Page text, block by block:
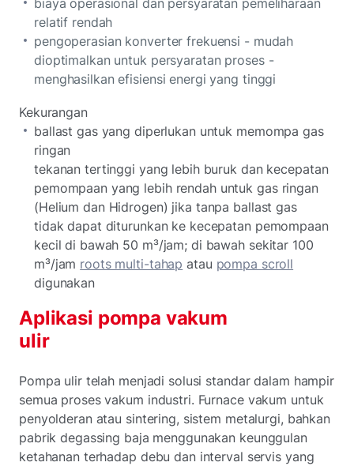
biaya operasional dan persyaratan pemeliharaan
relatif rendah
pengoperasian konverter frekuensi - mudah
dioptimalkan untuk persyaratan proses -
menghasilkan efisiensi energi yang tinggi
Kekurangan
ballast gas yang diperlukan untuk memompa gas
ringan
tekanan tertinggi yang lebih buruk dan kecepatan
pemompaan yang lebih rendah untuk gas ringan
(Helium dan Hidrogen) jika tanpa ballast gas
tidak dapat diturunkan ke kecepatan pemompaan
kecil di bawah 50 m³/jam; di bawah sekitar 100
m³/jam roots multi-tahap atau pompa scroll
digunakan
Aplikasi pompa vakum
ulir
Pompa ulir telah menjadi solusi standar dalam hampir
semua proses vakum industri. Furnace vakum untuk
penyolderan atau sintering, sistem metalurgi, bahkan
pabrik degassing baja menggunakan keunggulan
ketahanan terhadap debu dan interval servis yang